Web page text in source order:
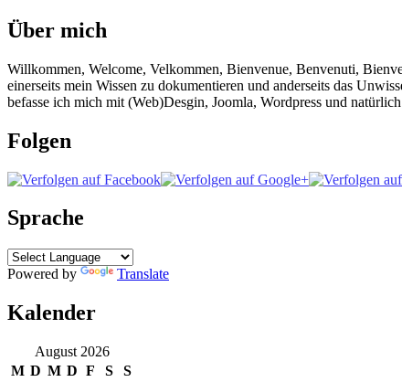
Über mich
Willkommen, Welcome, Velkommen, Bienvenue, Benvenuti,
einerseits mein Wissen zu dokumentieren und anderseits das
befasse ich mich mit (Web)Desgin, Joomla, Wordpress und
Folgen
Sprache
Powered by Translate
Kalender
August 2026
M D M D F S
S